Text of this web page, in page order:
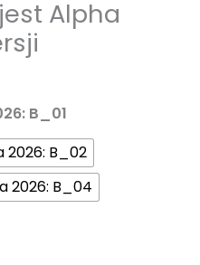
Alpha
B_01
2026: B_02
2026: B_04